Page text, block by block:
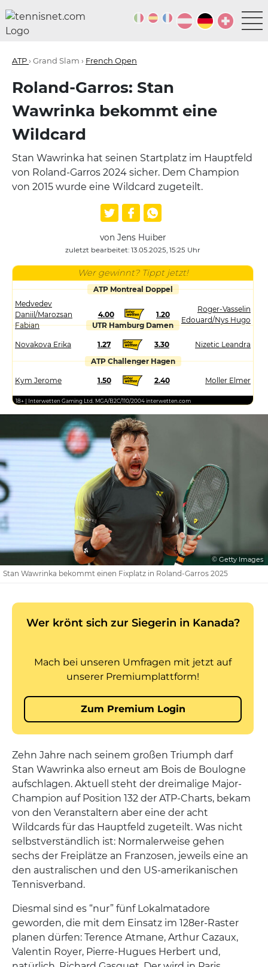
ATP› Grand Slam › French Open
Roland-Garros: Stan
Wawrinka bekommt eine
Wildcard
Stan Wawrinka hat seinen Startplatz im Hauptfeld
von Roland-Garros 2024 sicher. Dem Champion
von 2015 wurde eine Wildcard zugeteilt.
von Jens Huiber
zuletzt bearbeitet: 13.05.2025, 15:25 Uhr
Wer gewinnt? Tippt jetzt!
ATP Montreal Doppel
Medvedev
Daniil/Marozsan
Fabian
4.00 1.20
Roger-Vasselin
Edouard/Nys Hugo
UTR Hamburg Damen
Novakova Erika 1.27 3.30
Nizetic Leandra
ATP Challenger Hagen
Kym Jerome 1.50 2.40 Moller Elmer
18+ | Interwetten Gaming Ltd. MGA/B2C/110/2004 interwetten.com
© Getty Images
Stan Wawrinka bekommt einen Fixplatz in Roland-Garros 2025
Zehn Jahre nach seinem großen Triumph darf
Stan Wawrinka also erneut am Bois de Boulogne
aufschlagen. Aktuell steht der dreimalige Major-
Champion auf Position 132 der ATP-Charts, bekam
von den Veranstaltern aber eine der acht
Wildcards für das Hauptfeld zugeteilt. Was nicht
selbstverständlich ist: Normalerweise gehen
sechs der Freiplätze an Franzosen, jeweils eine an
den australischen und den US-amerikanischen
Tennisverband.
Diesmal sind es “nur” fünf Lokalmatadore
geworden, die mit dem Einsatz im 128er-Raster
planen dürfen: Terence Atmane, Arthur Cazaux,
Valentin Royer, Pierre-Hugues Herbert und,